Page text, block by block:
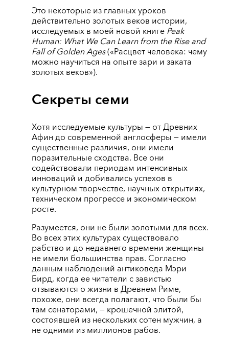
Это некоторые из главных уроков
действительно золотых веков истории,
исследуемых в моей новой книгеPeak
Human: What We Can Learn from the Rise and
Fall of Golden Ages(«Расцвет человека: чему
можно научиться на опыте зари и заката
золотых веков»).
Секреты семи
Хотя исследуемые культуры — от Древних
Афин до современной англосферы — имели
существенные различия, они имели
поразительные сходства. Все они
содействовали периодам интенсивных
инноваций и добивались успехов в
культурном творчестве, научных открытиях,
техническом прогрессе и экономическом
росте.
Разумеется, они не были золотыми для всех.
Во всех этих культурах существовало
рабство и до недавнего времени женщины
не имели большинства прав. Согласно
данным наблюдений антиковеда Мэри
Бирд, когда ее читатели с завистью
отзываются о жизни в Древнем Риме,
похоже, они всегда полагают, что были бы
там сенаторами, — крошечной элитой,
состоявшей из нескольких сотен мужчин, а
не одними из миллионов рабов.